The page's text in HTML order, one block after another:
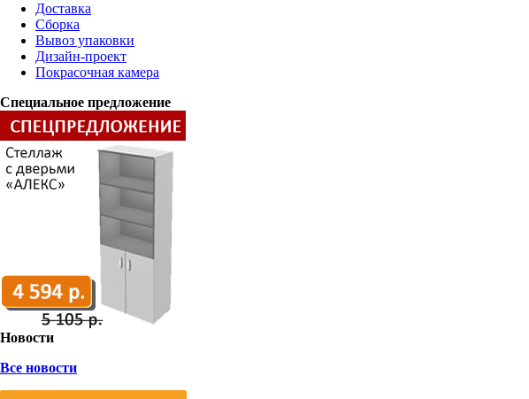
Доставка
Сборка
Вывоз упаковки
Дизайн-проект
Покрасочная камера
Специальное предложение
Новости
Все новости